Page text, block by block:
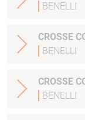
BENELLI
CROSSE
BENELLI
CROSSE
BENELLI